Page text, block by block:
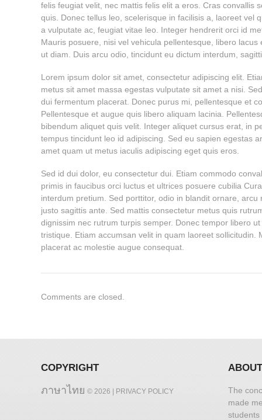
felis feugiat velit, nec mattis felis elit a eros. Cras convallis
quis. Donec tellus leo, scelerisque in facilisis a, laoreet vel
a vulputate ac, feugiat vitae leo. Integer hendrerit orci id
Mauris posuere, nisi vel vehicula pellentesque, libero
ut diam. Duis arcu odio, tincidunt eu dictum interdum,
Lorem ipsum dolor sit amet, consectetur adipiscing elit.
metus sit amet massa egestas vulputate sit amet a nisi.
dui fermentum placerat. Donec purus mi, pellentesque et
Pellentesque et augue quis libero aliquam lacinia.
bibendum aliquet quis velit. Integer aliquet cursus erat, in
tempus tincidunt leo id adipiscing. Sed eu sapien egestas
amet quam ut metus iaculis adipiscing eget quis eros.
Sed id dui dolor, eu consectetur dui. Etiam commodo
primis in faucibus orci luctus et ultrices posuere cubilia
interdum pretium. Sed porttitor, odio in blandit ornare,
justo sagittis ante. Sed mattis consectetur metus quis
dignissim nec rutrum turpis semper. Donec tempor libero
tristique. Etiam accumsan velit in quam laoreet sollicitudin.
placerat ac molestie augue consequat.
Comments are closed.
COPYRIGHT
ภาษาไทย © 2026 | PRIVACY POLICY
The
made
students